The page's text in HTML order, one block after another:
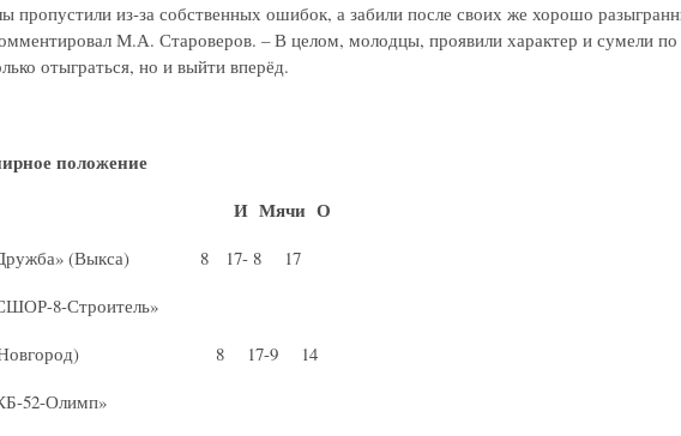
пропустили из-за собственных ошибок, а забили после своих же хорошо
М.А. Староверов. – В целом, молодцы, проявили характер и сумели по
отыграться, но и выйти вперёд.
положение
И Мячи О
(Выкса) 8 17- 8 17
8-Строитель»
Новгород) 8 17-9 14
52-Олимп»